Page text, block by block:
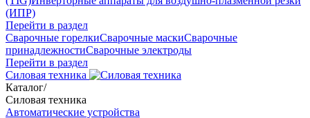
(ИПР)
Перейти в раздел
Сварочные горелкиСварочные маскиСварочные
принадлежностиСварочные электроды
Перейти в раздел
Силовая техника
Каталог/
Силовая техника
Автоматические устройства